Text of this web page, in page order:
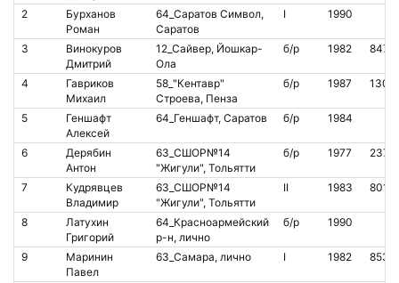
2
Бурханов
Роман
64_Саратов Символ,
Саратов
I 1990
3
Винокуров
Дмитрий
12_Сайвер, Йошкар-
Ола
б/р 1982
4
Гавриков
Михаил
58_"Кентавр"
Строева, Пенза
б/р 1987
5
Геншафт
Алексей
64_Геншафт, Саратов б/р 1984
6
Дерябин
Антон
63_СШОР№14
"Жигули", Тольятти
б/р 1977
7
Кудрявцев
Владимир
63_СШОР№14
"Жигули", Тольятти
II 1983
8
Латухин
Григорий
64_Красноармейский
р-н, лично
б/р 1990
9
Маринин
Павел
63_Самара, лично I 1982